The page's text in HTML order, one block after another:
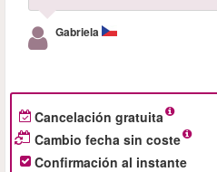
Gabriela
Cancelación gratuita
Cambio fecha sin coste
Confirmación al instante